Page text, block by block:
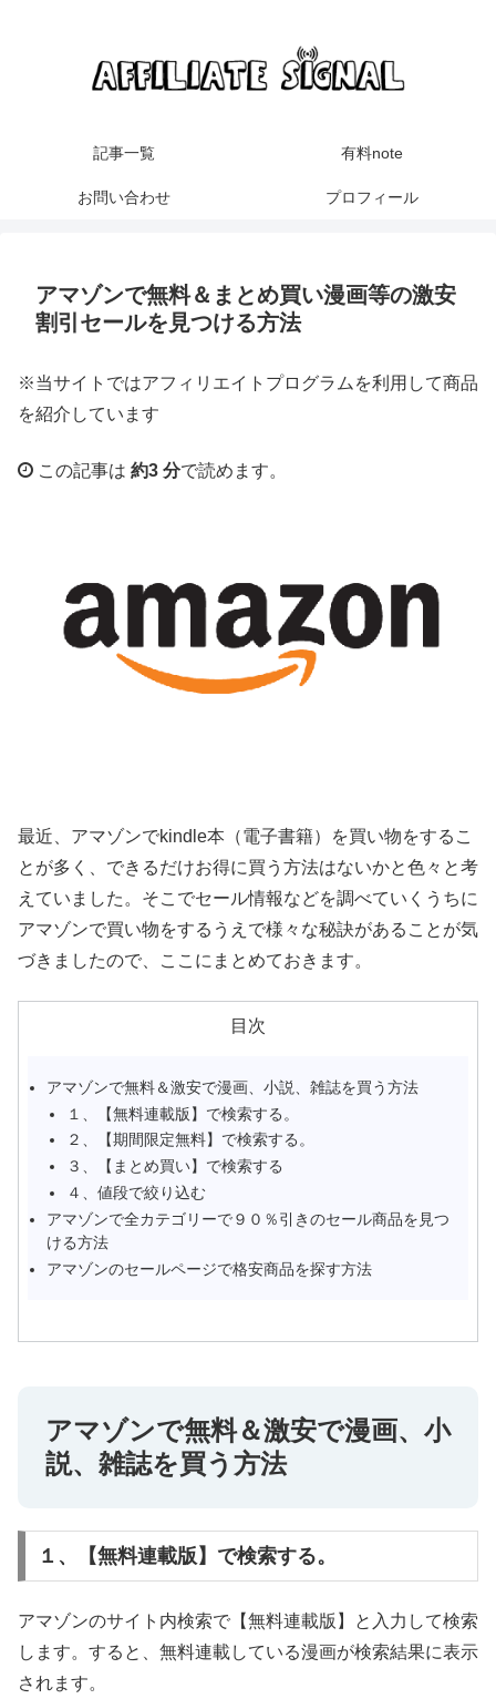
記事一覧 有料note
お問い合わせ プロフィール
アマゾンで無料＆まとめ買い漫画等の激安
割引セールを見つける方法
※当サイトではアフィリエイトプログラムを利用して商品
を紹介しています
この記事は 約3 分で読めます。
最近、アマゾンでkindle本（電子書籍）を買い物をするこ
とが多く、できるだけお得に買う方法はないかと色々と考
えていました。そこでセール情報などを調べていくうちに
アマゾンで買い物をするうえで様々な秘訣があることが気
づきましたので、ここにまとめておきます。
目次
アマゾンで無料＆激安で漫画、小説、雑誌を買う方法
１、【無料連載版】で検索する。
２、【期間限定無料】で検索する。
３、【まとめ買い】で検索する
４、値段で絞り込む
アマゾンで全カテゴリーで９０％引きのセール商品を見つ
ける方法
アマゾンのセールページで格安商品を探す方法
アマゾンで無料＆激安で漫画、小
説、雑誌を買う方法
１、【無料連載版】で検索する。
アマゾンのサイト内検索で【無料連載版】と入力して検索
します。すると、無料連載している漫画が検索結果に表示
されます。